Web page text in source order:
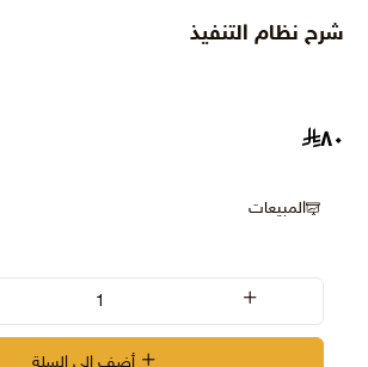
شرح نظام التنفيذ
٨٠
المبيعات